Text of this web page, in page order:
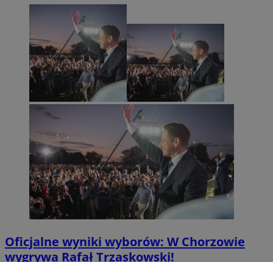
Oficjalne wyniki wyborów: W Chorzowie
wygrywa Rafał Trzaskowski!